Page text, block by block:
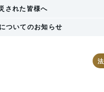
された皆様へ
ついてのお知らせ